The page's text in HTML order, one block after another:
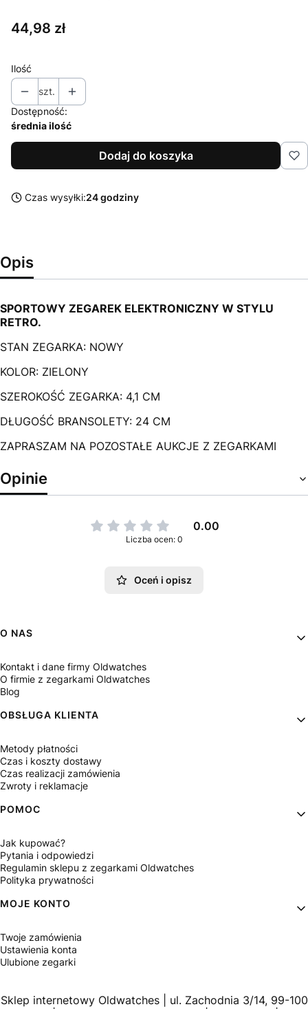
Cena
44,98 zł
Ilość
szt.
Dostępność:
średnia ilość
Dodaj do koszyka
Czas wysyłki:24 godziny
Opis
SPORTOWY ZEGAREK ELEKTRONICZNY W STYLU
RETRO.
STAN ZEGARKA: NOWY
KOLOR: ZIELONY
SZEROKOŚĆ ZEGARKA: 4,1 CM
DŁUGOŚĆ BRANSOLETY: 24 CM
ZAPRASZAM NA POZOSTAŁE AUKCJE Z ZEGARKAMI
Opinie
0.00
Liczba ocen: 0
Oceń i opisz
Linki w stopce
O NAS
Kontakt i dane firmy Oldwatches
O firmie z zegarkami Oldwatches
Blog
OBSŁUGA KLIENTA
Metody płatności
Czas i koszty dostawy
Czas realizacji zamówienia
Zwroty i reklamacje
POMOC
Jak kupować?
Pytania i odpowiedzi
Regulamin sklepu z zegarkami Oldwatches
Polityka prywatności
MOJE KONTO
Twoje zamówienia
Ustawienia konta
Ulubione zegarki
Sklep internetowy Oldwatches | ul. Zachodnia 3/14, 99-100